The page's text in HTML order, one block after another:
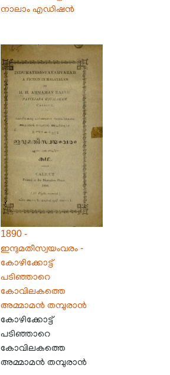
നാലാം എഡിഷൻ
1890 -
ഇന്ദുമതീസ്വയംവരം -
കോഴിക്കോട്ട്
പടിഞ്ഞാറെ
കോവിലകത്തെ
അമ്മാമൻ തമ്പുരാൻ
കോഴിക്കോട്ട്
പടിഞ്ഞാറെ
കോവിലകത്തെ
അമ്മാമൻ തമ്പുരാൻ